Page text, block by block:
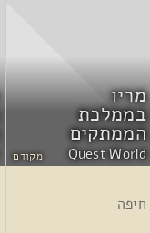
מריו
בממלכת
הממתקים
Quest World מקודם
חיפה